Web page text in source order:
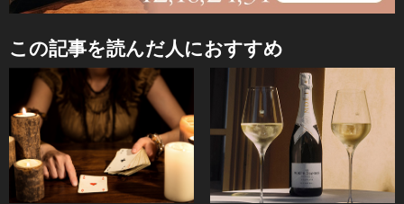
この記事を読んだ人におすすめ